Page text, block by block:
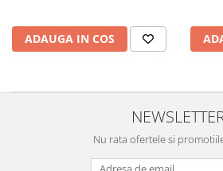
ADAUGA IN COS
Nu rata ofertele si